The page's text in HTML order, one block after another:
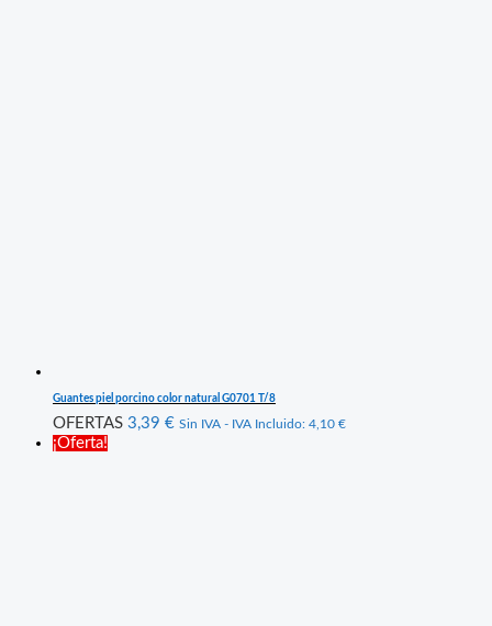
Guantes piel porcino color natural G0701 T/8
OFERTAS 3,39 € Sin IVA - IVA Incluido: 4,10 €
¡Oferta!